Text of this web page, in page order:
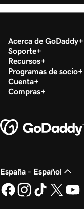
Acerca de GoDaddy
Soporte
Recursos
Programas de socio
Cuenta
Compras
España - Español